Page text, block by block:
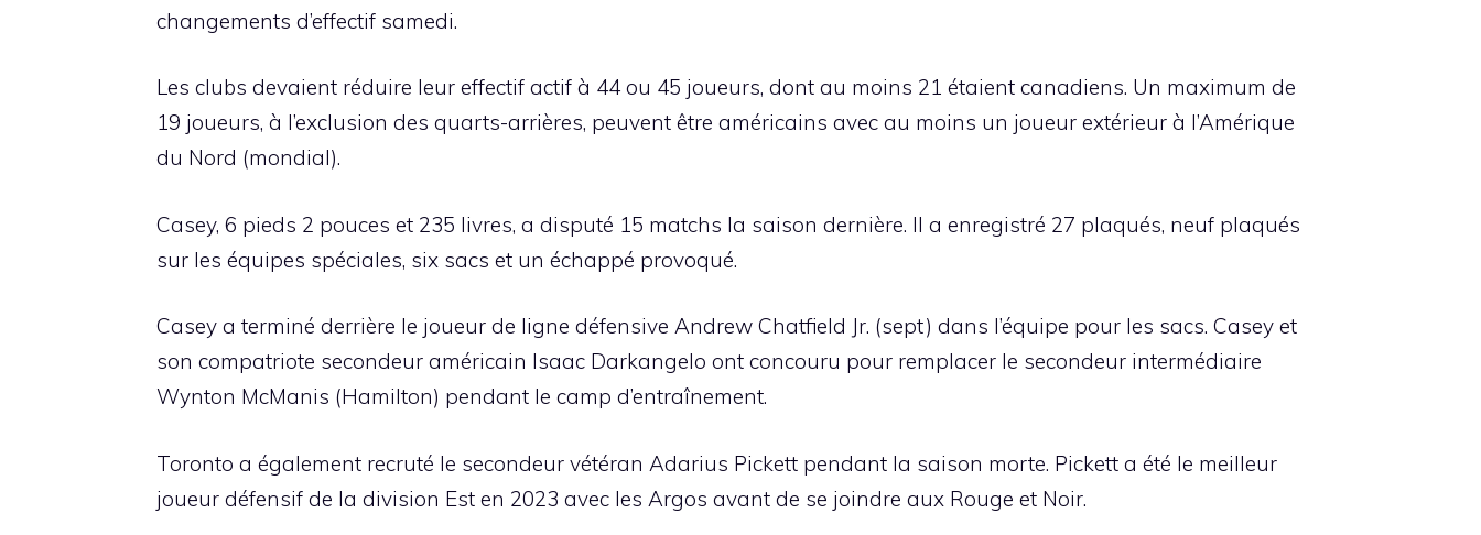
changements d’effectif samedi.
Les clubs devaient réduire leur effectif actif à 44 ou 45 joueurs, dont au moins 21 étaient canadiens. Un maximum de
19 joueurs, à l’exclusion des quarts-arrières, peuvent être américains avec au moins un joueur extérieur à l’Amérique
du Nord (mondial).
Casey, 6 pieds 2 pouces et 235 livres, a disputé 15 matchs la saison dernière. Il a enregistré 27 plaqués, neuf plaqués
sur les équipes spéciales, six sacs et un échappé provoqué.
Casey a terminé derrière le joueur de ligne défensive Andrew Chatfield Jr. (sept) dans l’équipe pour les sacs. Casey et
son compatriote secondeur américain Isaac Darkangelo ont concouru pour remplacer le secondeur intermédiaire
Wynton McManis (Hamilton) pendant le camp d’entraînement.
Toronto a également recruté le secondeur vétéran Adarius Pickett pendant la saison morte. Pickett a été le meilleur
joueur défensif de la division Est en 2023 avec les Argos avant de se joindre aux Rouge et Noir.